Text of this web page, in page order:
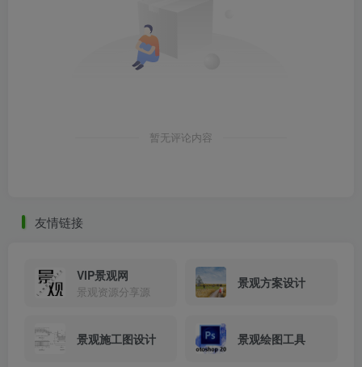
效果图03
暂无评论内容
友情链接
VIP景观网
景观资源分享源
景观方案设计
景观施工图设计 景观绘图工具